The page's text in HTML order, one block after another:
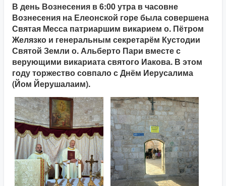
В день Вознесения в 6:00 утра в часовне
Вознесения на Елеонской горе была совершена
Святая Месса патриаршим викарием о. Пётром
Желязко и генеральным секретарём Кустодии
Святой Земли о. Альберто Пари вместе с
верующими викариата святого Иакова. В этом
году торжество совпало с Днём Иерусалима
(Йом Йерушалаим).